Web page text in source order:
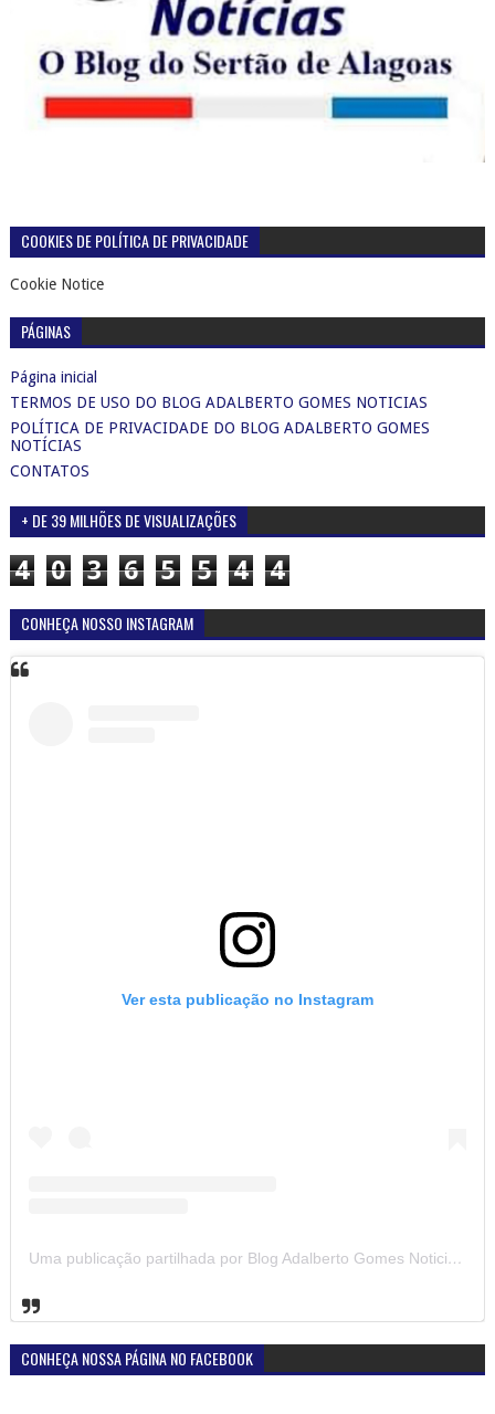
COOKIES DE POLÍTICA DE PRIVACIDADE
Cookie Notice
PÁGINAS
Página inicial
TERMOS DE USO DO BLOG ADALBERTO GOMES NOTICIAS
POLÍTICA DE PRIVACIDADE DO BLOG ADALBERTO GOMES
NOTÍCIAS
CONTATOS
+ DE 39 MILHÕES DE VISUALIZAÇÕES
4 0 3 6 5 5 4 4
CONHEÇA NOSSO INSTAGRAM
Ver esta publicação no Instagram
Uma publicação partilhada por Blog Adalberto Gomes Noticias (@blogadalbertogomesnoticiass)
CONHEÇA NOSSA PÁGINA NO FACEBOOK